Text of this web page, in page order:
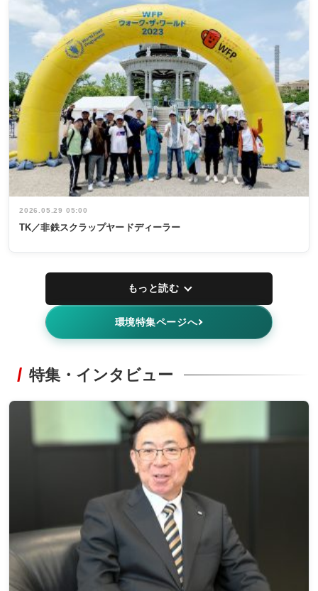
2026.05.29 05:00
TK／非鉄スクラップヤードディーラー
もっと読む
環境特集ページへ
特集・インタビュー